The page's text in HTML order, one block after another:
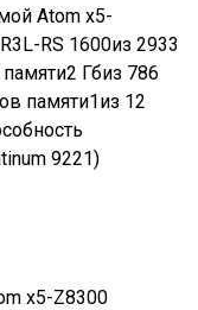
Atom x5-
RS 1600из 2933
Гбиз 786
памяти1из 12
9221)
x5-Z8300